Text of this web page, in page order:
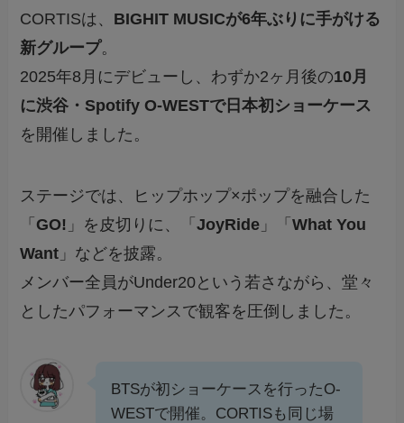
CORTISは、 BIGHIT MUSICが6年ぶりに手がける
新グループ。
2025年8月にデビューし、わずか2ヶ月後の10月
に渋谷・Spotify O-WESTで日本初ショーケース
を開催しました。
ステージでは、ヒップホップ×ポップを融合した
「GO! 」を皮切りに、「JoyRide 」「What You
Want 」などを披露。
メンバー全員がUnder20という若さながら、堂々
としたパフォーマンスで観客を圧倒しました。
BTSが初ショーケースを行ったO-
WESTで開催。CORTISも同じ場